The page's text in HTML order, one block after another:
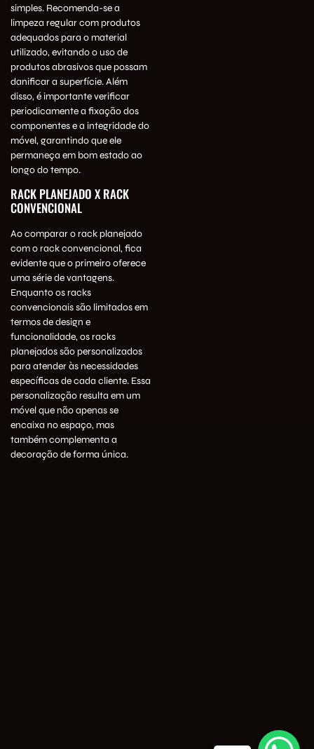
simples. Recomenda-se a
limpeza regular com produtos
adequados para o material
utilizado, evitando o uso de
produtos abrasivos que possam
danificar a superfície. Além
disso, é importante verificar
periodicamente a fixação dos
componentes e a integridade do
móvel, garantindo que ele
permaneça em bom estado ao
longo do tempo.
RACK PLANEJADO X RACK
CONVENCIONAL
Ao comparar o rack planejado
com o rack convencional, fica
evidente que o primeiro oferece
uma série de vantagens.
Enquanto os racks
convencionais são limitados em
termos de design e
funcionalidade, os racks
planejados são personalizados
para atender às necessidades
específicas de cada cliente. Essa
personalização resulta em um
móvel que não apenas se
encaixa no espaço, mas
também complementa a
decoração de forma única.